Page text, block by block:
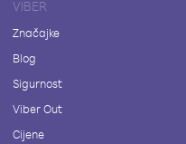
VIBER
Značajke
Blog
Sigurnost
Viber Out
Cijene